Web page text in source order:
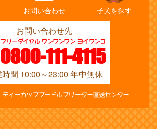
お問い合わせ 子犬を探す
お問い合わせ先
0800-111-4115
フリーダイヤル ワンワンワン ヨイワンコ
間 10:00～23:00 年中無休
ティーカッププードルブリーダー直送センター